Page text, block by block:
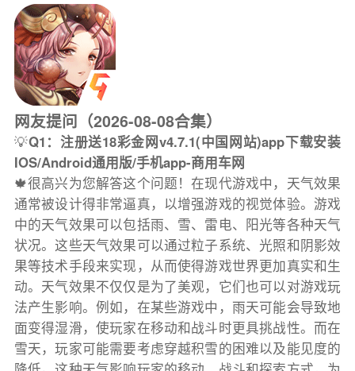
网友提问（2026-08-08合集）
💡Q1：注册送18彩金网v4.7.1(中国网站)app下载安装
IOS/Android通用版/手机app-商用车网
🍁很高兴为您解答这个问题！在现代游戏中，天气效果
通常被设计得非常逼真，以增强游戏的视觉体验。游戏
中的天气效果可以包括雨、雪、雷电、阳光等各种天气
状况。这些天气效果可以通过粒子系统、光照和阴影效
果等技术手段来实现，从而使得游戏世界更加真实和生
动。天气效果不仅仅是为了美观，它们也可以对游戏玩
法产生影响。例如，在某些游戏中，雨天可能会导致地
面变得湿滑，使玩家在移动和战斗时更具挑战性。而在
雪天，玩家可能需要考虑穿越积雪的困难以及能见度的